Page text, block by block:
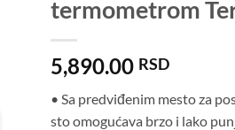
termometrom
5,890.00 RSD
• Sa predviđenim mesto za
sto omogućava brzo i lako